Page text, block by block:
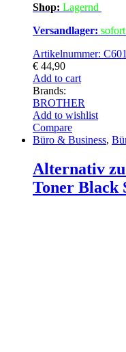
Shop: Lagernd
Versandlager:
Artikelnummer:
€ 44,90
Add to cart
Brands:
BROTHER
Add to wishlist
Compare
Büro & Business,
Alternativ
Toner Black